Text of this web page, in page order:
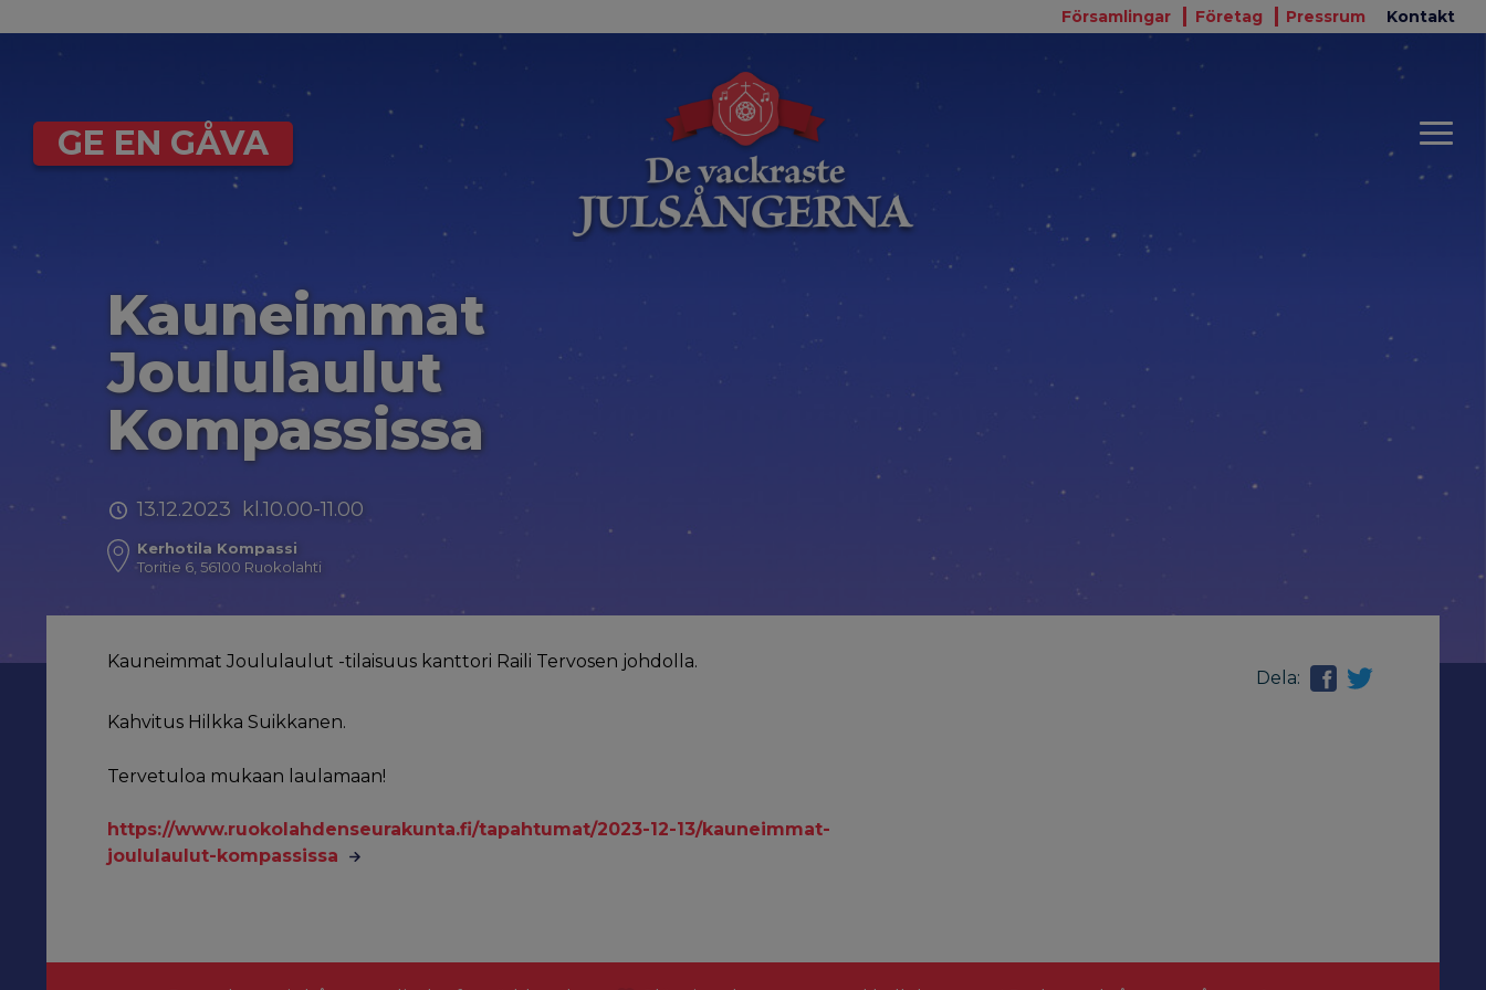
Församlingar Företag Pressrum Kontakt
GE EN GÅVA
Kauneimmat
Joululaulut
Kompassissa
13.12.2023 kl.10.00-11.00
Kerhotila Kompassi
Toritie 6, 56100 Ruokolahti
Dela:
Kauneimmat Joululaulut -tilaisuus kanttori Raili Tervosen johdolla.
Kahvitus Hilkka Suikkanen.
Tervetuloa mukaan laulamaan!
https://www.ruokolahdenseurakunta.fi/tapahtumat/2023-12-13/kauneimmat-
joululaulut-kompassissa